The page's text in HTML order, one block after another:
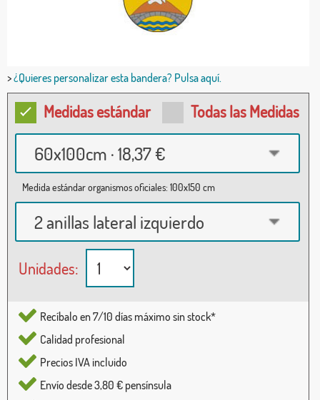
>¿Quieres personalizar esta bandera? Pulsa aquí.
Medidas estándar Todas las Medidas
60x100cm · 18,37 €
Medida estándar organismos oficiales: 100x150 cm
2 anillas lateral izquierdo
Unidades:
Recíbalo en 7/10 días máximo sin stock*
Calidad profesional
Precios IVA incluido
Envío desde 3,80 € pensínsula